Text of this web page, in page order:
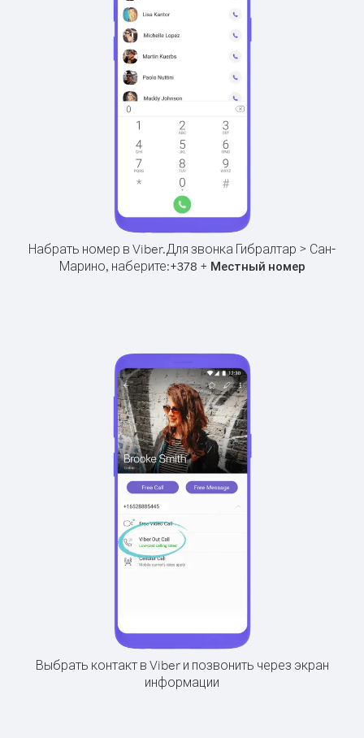
Набрать номер в Viber.Для звонка Гибралтар > Сан-
Марино, наберите:+378 + Местный номер
Выбрать контакт в Viber и позвонить через экран
информации